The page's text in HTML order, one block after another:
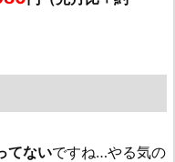
てないですね…やる気の